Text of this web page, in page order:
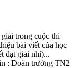
trong cuộc thi
bài viết của học
đạt giải nhì)...
: Đoàn trường TN2